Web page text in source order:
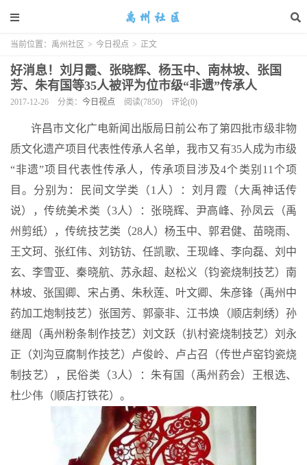
当前位置： 禹州社区 > 今日视点 > 正文
好消息！刘月霞、张晓辉、杨玉中、南林坡、张国
芳、朱有国等35人被评为位市级“非遗”传承人
2017-12-26 分类： 今日视点 阅读(7850) 评论(0)
许昌市文化广电新闻出版局日前公布了第四批市级非物
质文化遗产项目代表性传承人名单，我市又有35人成为市级
“非遗”项目代表性传承人，传承项目涉及4个类别11个项
目。分别为：民间文学类（1人）：刘月霞（大禹神话传
说），传统美术类（3人）：张晓辉、尹高峰、孙凤云（禹
州剪纸），传统技艺类（28人）杨玉中、郭君健、苗晓雨、
王文珂、张红伟、刘钫钫、任凯歌、王现峰、李向磊、刘中
玄、李雪亚、秦晓航、苏永超、赵松义（钧瓷烧制技艺）南
林坡、张国卿、宋占勇、朱秋莲、叶文卿、朱彦锋（禹州中
药加工炮制技艺）张国芳、郭豪非、江书焕（顺店刺绣）孙
继周（禹州粉条制作技艺）刘文跃（扒村瓷烧制技艺）刘永
正（刘沟豆腐制作技艺）卢俊岭、卢占召（传世卢窑钧瓷烧
制技艺），民俗类（3人）：朱有国（禹州药会）王根选、
杜少伟（顺店打铁花）。